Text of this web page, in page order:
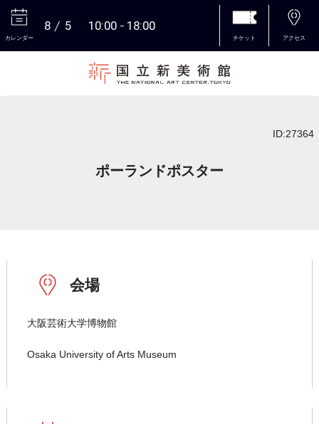
カレンダー
8 5 10:00 18:00
チケット アクセス
ID:27364
ポーランドポスター
会場
大阪芸術大学博物館
Osaka University of Arts Museum